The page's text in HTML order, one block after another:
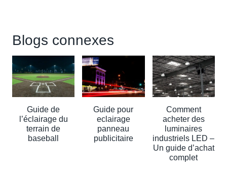
Blogs connexes
Guide de
l’éclairage du
terrain de
baseball
Guide pour
eclairage
panneau
publicitaire
Comment
acheter des
luminaires
industriels LED –
Un guide d’achat
complet